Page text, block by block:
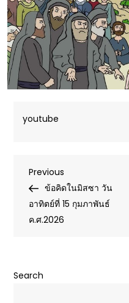
youtube
Post
navigation
Previous
Post
Previous
ข้อคิดในมิสซา วัน
อาทิตย์ที่ 15 กุมภาพันธ์
ค.ศ.2026
Search